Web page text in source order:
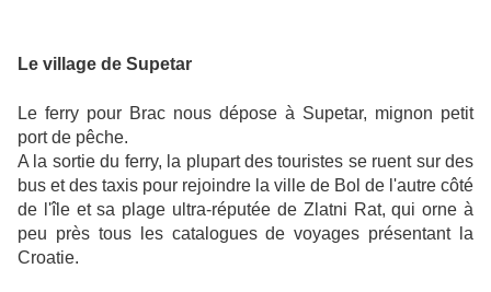
Le village de Supetar
Le ferry pour Brac nous dépose à Supetar, mignon petit
port de pêche.
A la sortie du ferry, la plupart des touristes se ruent sur des
bus et des taxis pour rejoindre la ville de Bol de l'autre côté
de l'île et sa plage ultra-réputée de Zlatni Rat, qui orne à
peu près tous les catalogues de voyages présentant la
Croatie.